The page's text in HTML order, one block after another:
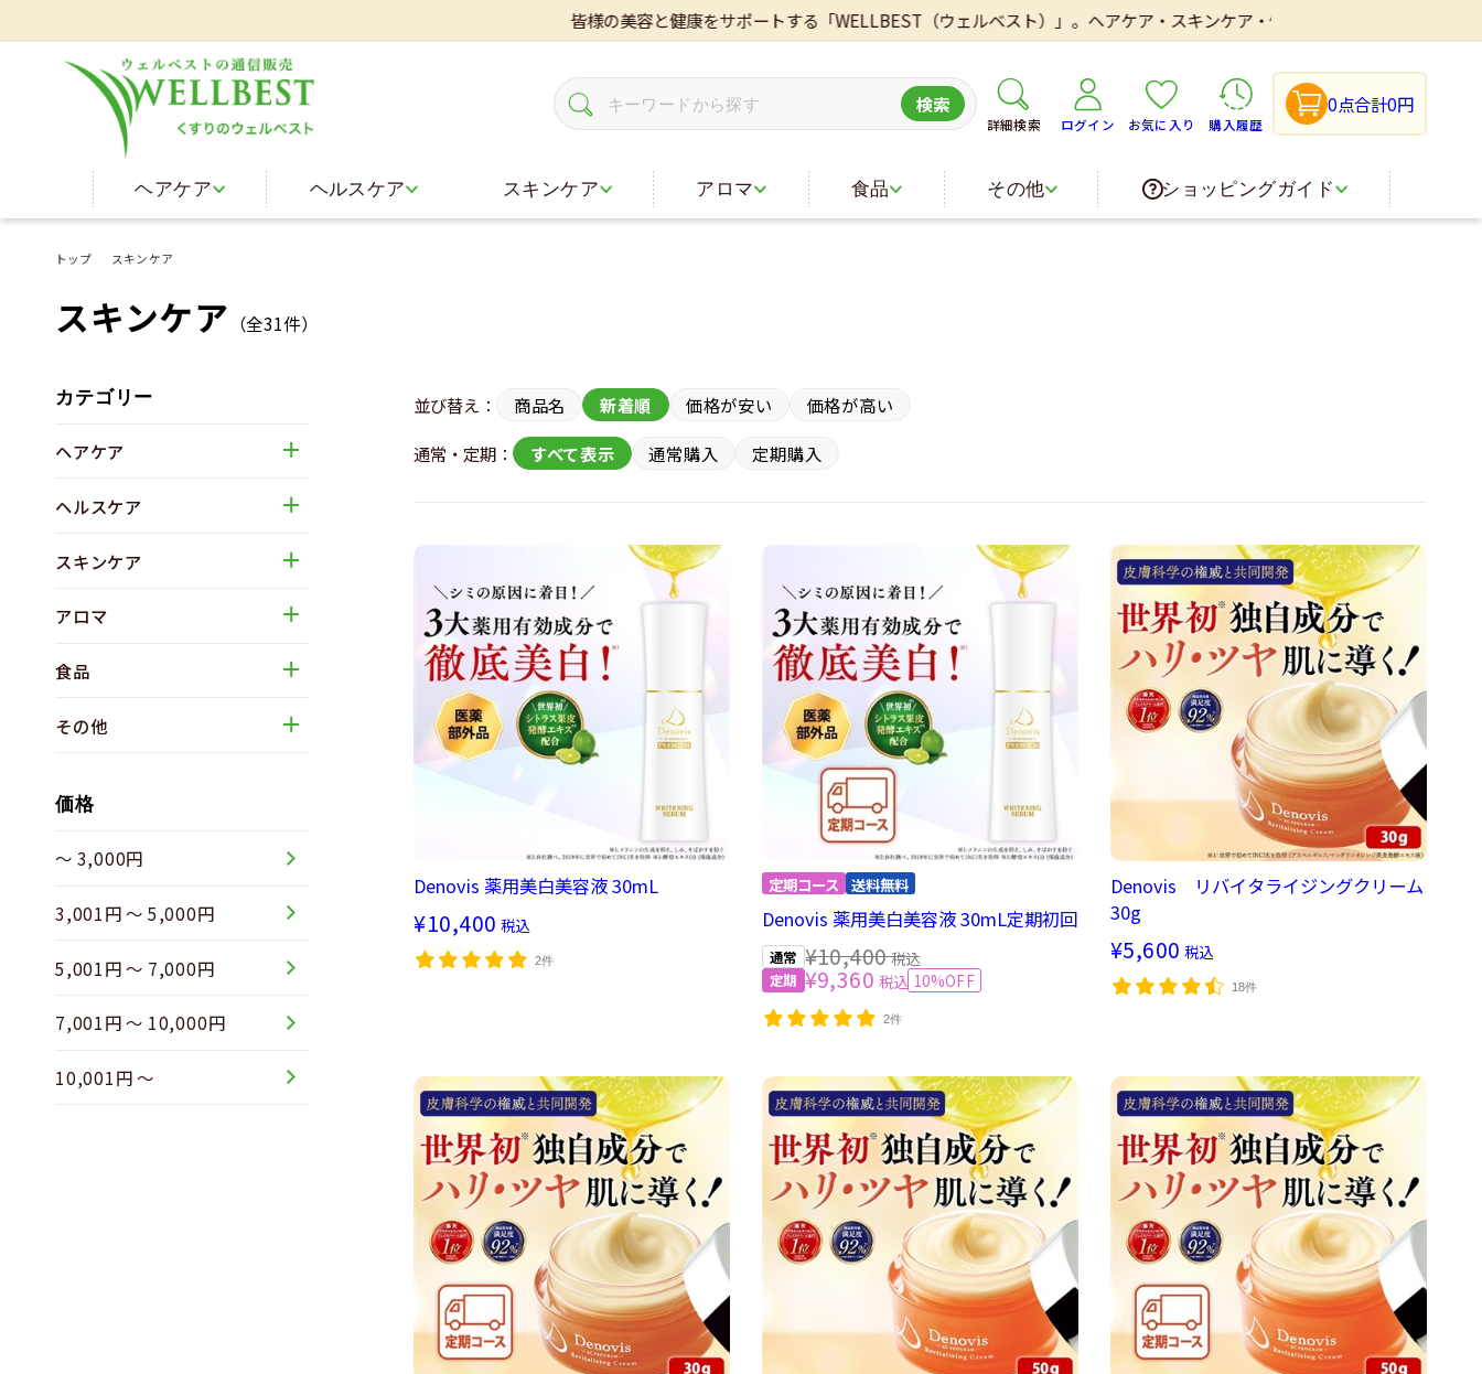
皆様の美容と健康をサポートする「WELLBEST（ウェルベスト）」。ヘアケア・スキンケア・健康食品・医薬品などを取り扱いしてお
詳細検索 ログイン お気に入り 購入履歴
0点合計0円
検索
ヘアケア ヘルスケア スキンケア アロマ 食品 その他 ショッピングガイド
トップ スキンケア
スキンケア （全31件）
カテゴリー
ヘアケア
ヘルスケア
スキンケア
アロマ
食品
その他
価格
～ 3,000円
3,001円 ～ 5,000円
5,001円 ～ 7,000円
7,001円 ～ 10,000円
10,001円 ～
並び替え： 商品名 新着順 価格が安い 価格が高い
通常・定期： すべて表示 通常購入 定期購入
Denovis 薬用美白美容液 30mL
¥10,400 税込
2件
Denovis 薬用美白美容液 30mL定期初回
¥9,360 税込 10%OFF
¥10,400税込
2件
Denovis リバイタライジングクリーム
30g
¥5,600 税込
18件